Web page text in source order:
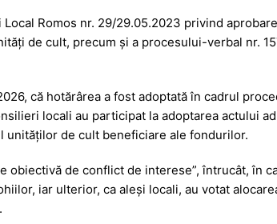
Romos nr. 29/29.05.2023 privind
de cult, precum și a procesului-verbal nr.
că hotărârea a fost adoptată în cadrul
locali au participat la adoptarea actului
unităților de cult beneficiare ale fondurilor.
obiectivă de conflict de interese”, întrucât, în
iar ulterior, ca aleși locali, au votat